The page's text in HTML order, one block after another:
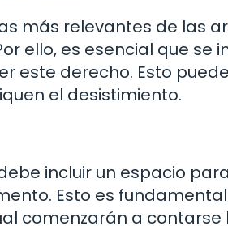
más relevantes de las
ello, es esencial que se
este derecho. Esto
el desistimiento.
incluir un espacio
Esto es
comenzarán a